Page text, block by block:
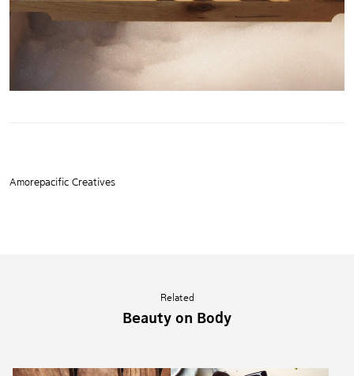
Amorepacific Creatives
Related
Beauty on Body